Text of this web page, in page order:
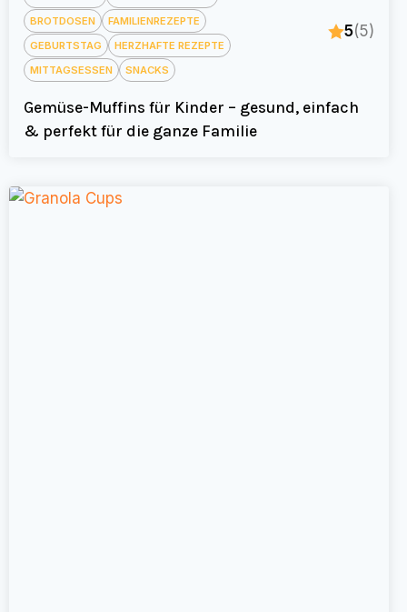
BROTDOSEN
FAMILIENREZEPTE
GEBURTSTAG
HERZHAFTE REZEPTE
MITTAGSESSEN
SNACKS
5(5)
Gemüse-Muffins für Kinder – gesund, einfach
& perfekt für die ganze Familie